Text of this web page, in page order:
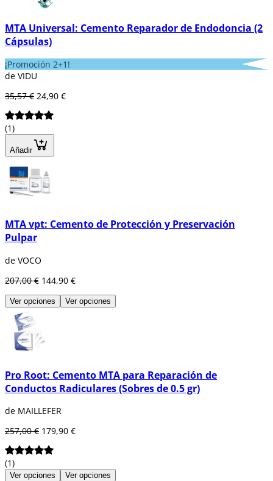
MTA Universal: Cemento Reparador de Endodoncia (2
Cápsulas)
¡Promoción 2+1!
de VIDU
35,57 € 24,90 €
(1)
Añadir
MTA vpt: Cemento de Protección y Preservación
Pulpar
de VOCO
207,00 € 144,90 €
Ver opciones Ver opciones
Pro Root: Cemento MTA para Reparación de
Conductos Radiculares (Sobres de 0.5 gr)
de MAILLEFER
257,00 € 179,90 €
(1)
Ver opciones Ver opciones